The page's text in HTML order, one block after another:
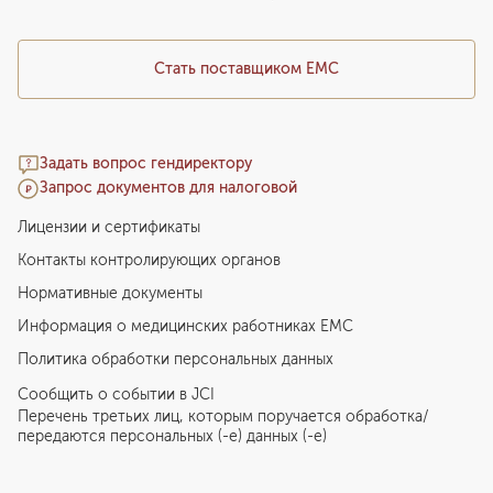
Стать поставщиком ЕМС
Задать вопрос гендиректору
Запрос документов для налоговой
Лицензии и сертификаты
Контакты контролирующих органов
Нормативные документы
Информация о медицинских работниках EMC
Политика обработки персональных данных
Сообщить о событии в JCI
Перечень третьих лиц, которым поручается обработка/
передаются персональных (-е) данных (-е)